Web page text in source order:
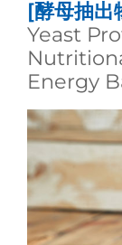
[酵母抽
Yeast
Energy